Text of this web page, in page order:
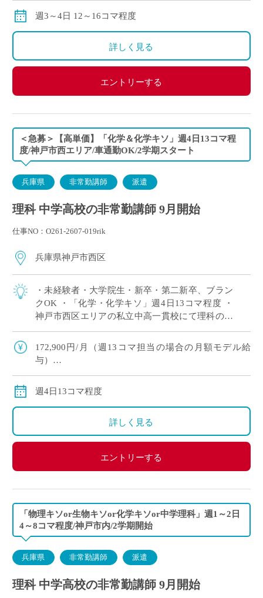
算になります。
週3～4日 12～16コマ程度
詳しく見る
エントリーする
＜急募＞【高単価】「化学＆化学キソ」週4日13コマ程
度/神戸市西エリア/車通勤OK/2学期スタート
兵庫県 非常勤講師 派遣
理科 中学高校の非常勤講師 9月開始
仕事NO：O261-2607-019rik
兵庫県神戸市西区
・未経験者・大学院生・新卒・第二新卒、ブラン
クOK ・「化学・化学キソ」週4日13コマ程度 ・
神戸市西区エリアの私立中高一貫校にて理科の非
校免許のみOK
172,900円/月（週13コマ担当の場合の月額モデル給
与）
週4日13コマ程度
詳しく見る
エントリーする
「物理キソor生物キソor化学キソor中学理科」週1～2日
4～8コマ程度/神戸市内/2学期開始
兵庫県 非常勤講師 派遣
理科 中学高校の非常勤講師 9月開始